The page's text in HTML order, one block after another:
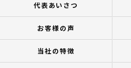
代表あいさつ
お客様の声
当社の特徴